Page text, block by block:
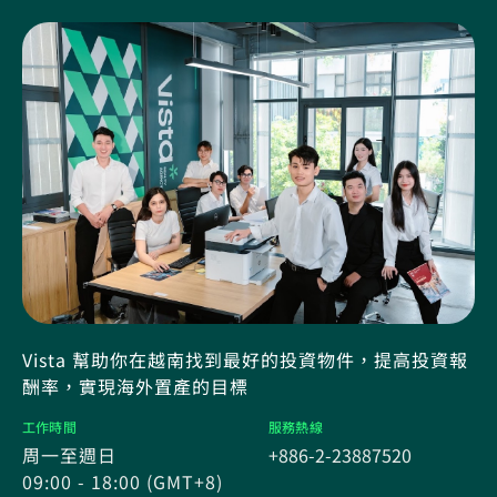
Vista 幫助你在越南找到最好的投資物件，提高投資報
酬率，實現海外置產的目標
工作時間
周一至週日
09:00 - 18:00 (GMT+8)
服務熱線
+886-2-23887520